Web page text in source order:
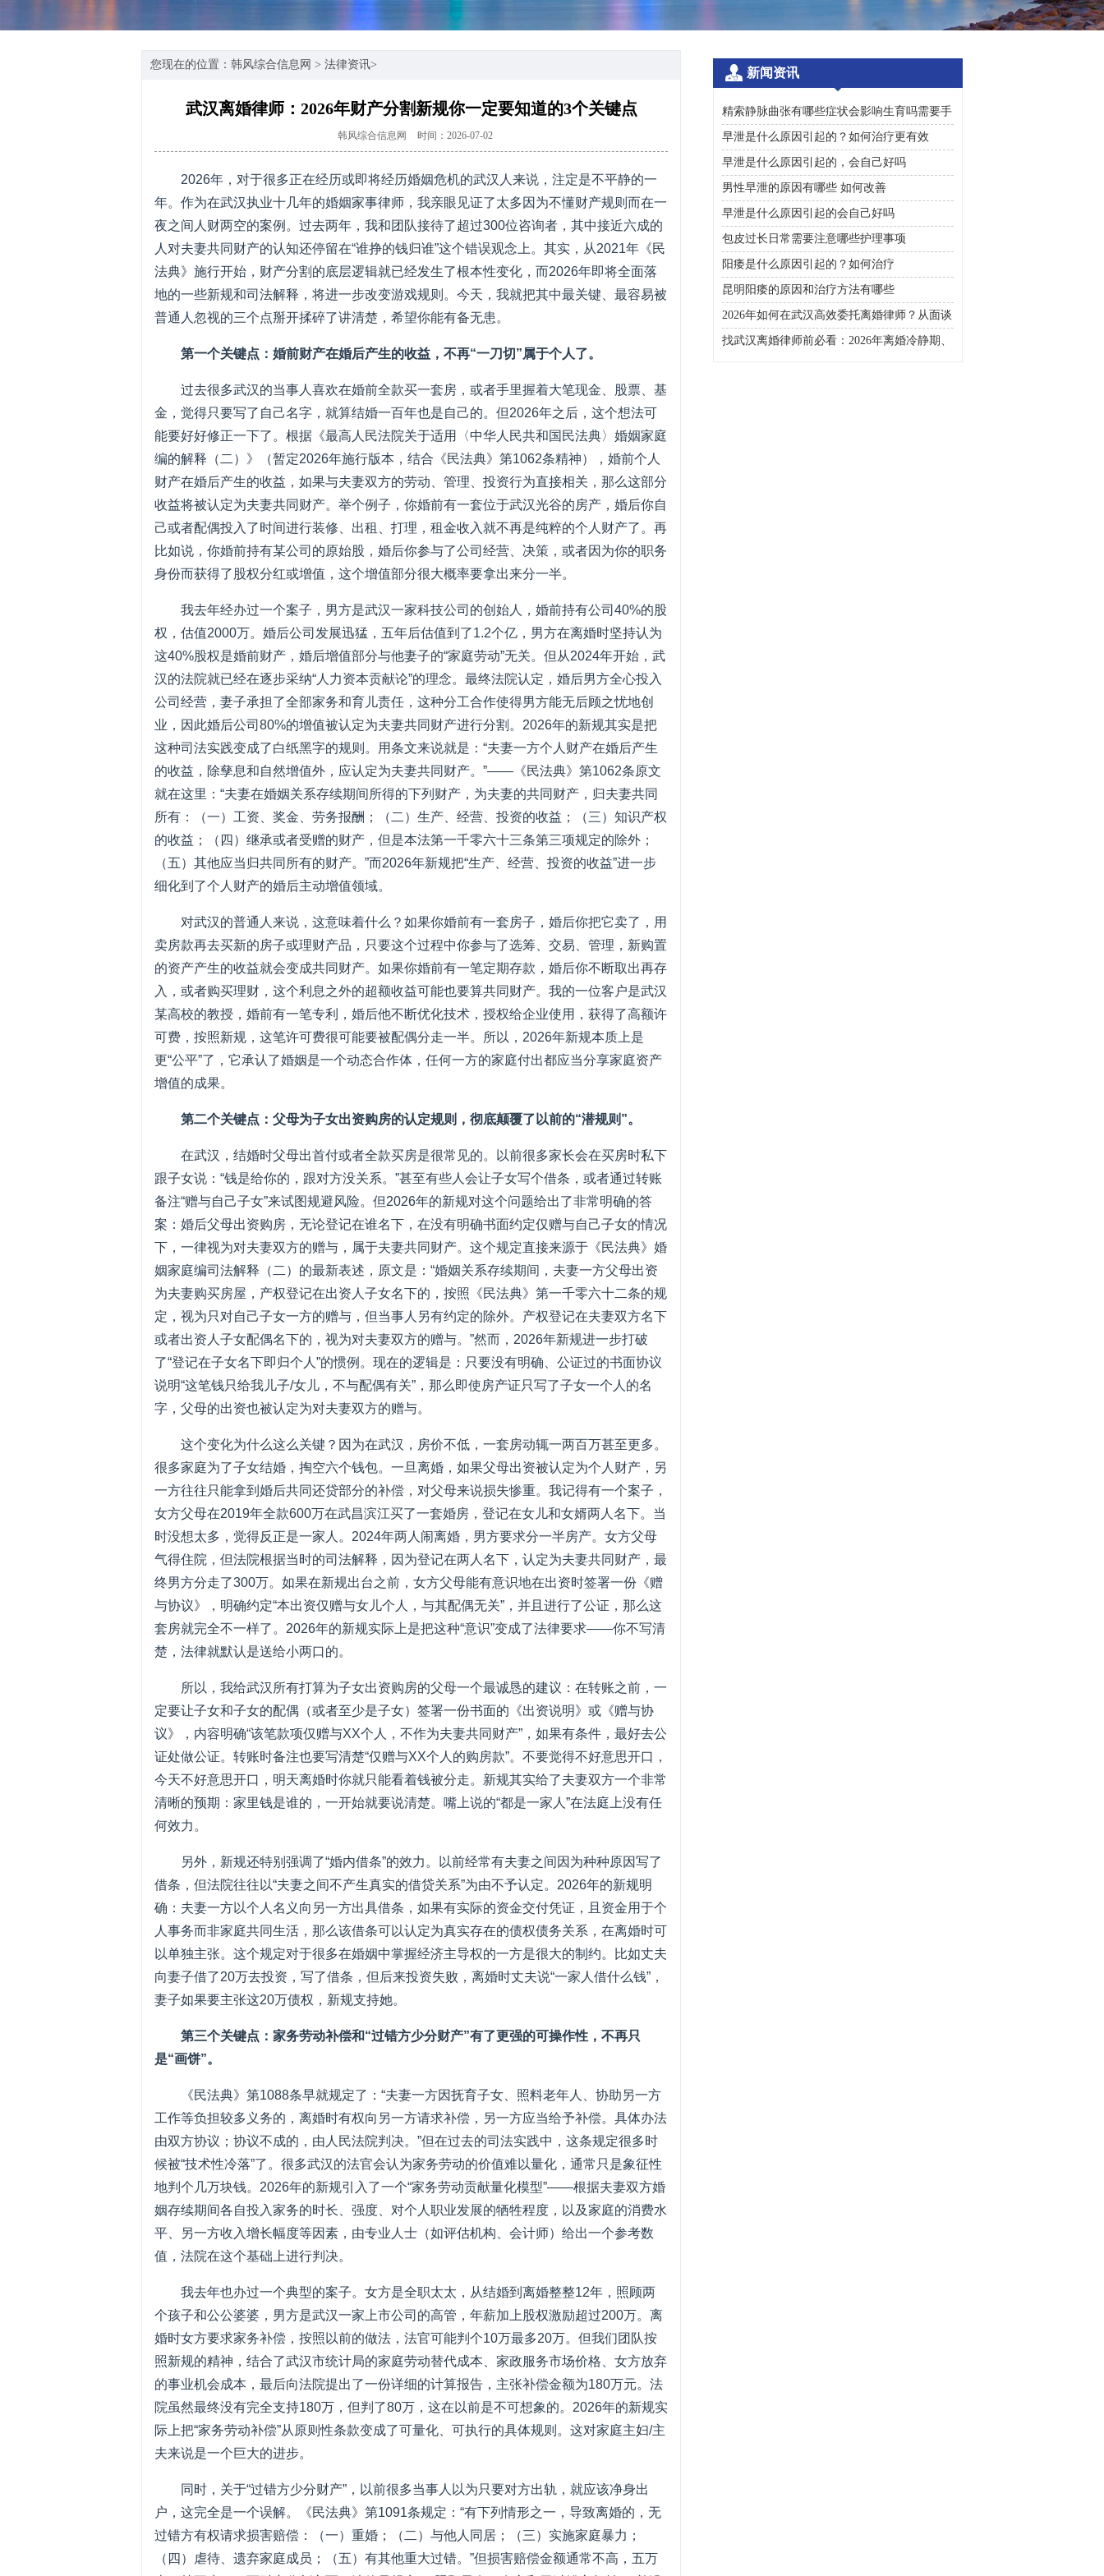
您现在的位置： 韩风综合信息网 > 法律资讯>
武汉离婚律师：2026年财产分割新规你一定要知道的3个关键点
韩风综合信息网 时间：2026-07-02
2026年，对于很多正在经历或即将经历婚姻危机的武汉人来说，注定是不平静的一
年。作为在武汉执业十几年的婚姻家事律师，我亲眼见证了太多因为不懂财产规则而在一
夜之间人财两空的案例。过去两年，我和团队接待了超过300位咨询者，其中接近六成的
人对夫妻共同财产的认知还停留在“谁挣的钱归谁”这个错误观念上。其实，从2021年《民
法典》施行开始，财产分割的底层逻辑就已经发生了根本性变化，而2026年即将全面落
地的一些新规和司法解释，将进一步改变游戏规则。今天，我就把其中最关键、最容易被
普通人忽视的三个点掰开揉碎了讲清楚，希望你能有备无患。
第一个关键点：婚前财产在婚后产生的收益，不再“一刀切”属于个人了。
过去很多武汉的当事人喜欢在婚前全款买一套房，或者手里握着大笔现金、股票、基
金，觉得只要写了自己名字，就算结婚一百年也是自己的。但2026年之后，这个想法可
能要好好修正一下了。根据《最高人民法院关于适用〈中华人民共和国民法典〉婚姻家庭
编的解释（二）》（暂定2026年施行版本，结合《民法典》第1062条精神），婚前个人
财产在婚后产生的收益，如果与夫妻双方的劳动、管理、投资行为直接相关，那么这部分
收益将被认定为夫妻共同财产。举个例子，你婚前有一套位于武汉光谷的房产，婚后你自
己或者配偶投入了时间进行装修、出租、打理，租金收入就不再是纯粹的个人财产了。再
比如说，你婚前持有某公司的原始股，婚后你参与了公司经营、决策，或者因为你的职务
身份而获得了股权分红或增值，这个增值部分很大概率要拿出来分一半。
我去年经办过一个案子，男方是武汉一家科技公司的创始人，婚前持有公司40%的股
权，估值2000万。婚后公司发展迅猛，五年后估值到了1.2个亿，男方在离婚时坚持认为
这40%股权是婚前财产，婚后增值部分与他妻子的“家庭劳动”无关。但从2024年开始，武
汉的法院就已经在逐步采纳“人力资本贡献论”的理念。最终法院认定，婚后男方全心投入
公司经营，妻子承担了全部家务和育儿责任，这种分工合作使得男方能无后顾之忧地创
业，因此婚后公司80%的增值被认定为夫妻共同财产进行分割。2026年的新规其实是把
这种司法实践变成了白纸黑字的规则。用条文来说就是：“夫妻一方个人财产在婚后产生
的收益，除孳息和自然增值外，应认定为夫妻共同财产。”——《民法典》第1062条原文
就在这里：“夫妻在婚姻关系存续期间所得的下列财产，为夫妻的共同财产，归夫妻共同
所有：（一）工资、奖金、劳务报酬；（二）生产、经营、投资的收益；（三）知识产权
的收益；（四）继承或者受赠的财产，但是本法第一千零六十三条第三项规定的除外；
（五）其他应当归共同所有的财产。”而2026年新规把“生产、经营、投资的收益”进一步
细化到了个人财产的婚后主动增值领域。
对武汉的普通人来说，这意味着什么？如果你婚前有一套房子，婚后你把它卖了，用
卖房款再去买新的房子或理财产品，只要这个过程中你参与了选筹、交易、管理，新购置
的资产产生的收益就会变成共同财产。如果你婚前有一笔定期存款，婚后你不断取出再存
入，或者购买理财，这个利息之外的超额收益可能也要算共同财产。我的一位客户是武汉
某高校的教授，婚前有一笔专利，婚后他不断优化技术，授权给企业使用，获得了高额许
可费，按照新规，这笔许可费很可能要被配偶分走一半。所以，2026年新规本质上是
更“公平”了，它承认了婚姻是一个动态合作体，任何一方的家庭付出都应当分享家庭资产
增值的成果。
第二个关键点：父母为子女出资购房的认定规则，彻底颠覆了以前的“潜规则”。
在武汉，结婚时父母出首付或者全款买房是很常见的。以前很多家长会在买房时私下
跟子女说：“钱是给你的，跟对方没关系。”甚至有些人会让子女写个借条，或者通过转账
备注“赠与自己子女”来试图规避风险。但2026年的新规对这个问题给出了非常明确的答
案：婚后父母出资购房，无论登记在谁名下，在没有明确书面约定仅赠与自己子女的情况
下，一律视为对夫妻双方的赠与，属于夫妻共同财产。这个规定直接来源于《民法典》婚
姻家庭编司法解释（二）的最新表述，原文是：“婚姻关系存续期间，夫妻一方父母出资
为夫妻购买房屋，产权登记在出资人子女名下的，按照《民法典》第一千零六十二条的规
定，视为只对自己子女一方的赠与，但当事人另有约定的除外。产权登记在夫妻双方名下
或者出资人子女配偶名下的，视为对夫妻双方的赠与。”然而，2026年新规进一步打破
了“登记在子女名下即归个人”的惯例。现在的逻辑是：只要没有明确、公证过的书面协议
说明“这笔钱只给我儿子/女儿，不与配偶有关”，那么即使房产证只写了子女一个人的名
字，父母的出资也被认定为对夫妻双方的赠与。
这个变化为什么这么关键？因为在武汉，房价不低，一套房动辄一两百万甚至更多。
很多家庭为了子女结婚，掏空六个钱包。一旦离婚，如果父母出资被认定为个人财产，另
一方往往只能拿到婚后共同还贷部分的补偿，对父母来说损失惨重。我记得有一个案子，
女方父母在2019年全款600万在武昌滨江买了一套婚房，登记在女儿和女婿两人名下。当
时没想太多，觉得反正是一家人。2024年两人闹离婚，男方要求分一半房产。女方父母
气得住院，但法院根据当时的司法解释，因为登记在两人名下，认定为夫妻共同财产，最
终男方分走了300万。如果在新规出台之前，女方父母能有意识地在出资时签署一份《赠
与协议》，明确约定“本出资仅赠与女儿个人，与其配偶无关”，并且进行了公证，那么这
套房就完全不一样了。2026年的新规实际上是把这种“意识”变成了法律要求——你不写清
楚，法律就默认是送给小两口的。
所以，我给武汉所有打算为子女出资购房的父母一个最诚恳的建议：在转账之前，一
定要让子女和子女的配偶（或者至少是子女）签署一份书面的《出资说明》或《赠与协
议》，内容明确“该笔款项仅赠与XX个人，不作为夫妻共同财产”，如果有条件，最好去公
证处做公证。转账时备注也要写清楚“仅赠与XX个人的购房款”。不要觉得不好意思开口，
今天不好意思开口，明天离婚时你就只能看着钱被分走。新规其实给了夫妻双方一个非常
清晰的预期：家里钱是谁的，一开始就要说清楚。嘴上说的“都是一家人”在法庭上没有任
何效力。
另外，新规还特别强调了“婚内借条”的效力。以前经常有夫妻之间因为种种原因写了
借条，但法院往往以“夫妻之间不产生真实的借贷关系”为由不予认定。2026年的新规明
确：夫妻一方以个人名义向另一方出具借条，如果有实际的资金交付凭证，且资金用于个
人事务而非家庭共同生活，那么该借条可以认定为真实存在的债权债务关系，在离婚时可
以单独主张。这个规定对于很多在婚姻中掌握经济主导权的一方是很大的制约。比如丈夫
向妻子借了20万去投资，写了借条，但后来投资失败，离婚时丈夫说“一家人借什么钱”，
妻子如果要主张这20万债权，新规支持她。
第三个关键点：家务劳动补偿和“过错方少分财产”有了更强的可操作性，不再只
是“画饼”。
《民法典》第1088条早就规定了：“夫妻一方因抚育子女、照料老年人、协助另一方
工作等负担较多义务的，离婚时有权向另一方请求补偿，另一方应当给予补偿。具体办法
由双方协议；协议不成的，由人民法院判决。”但在过去的司法实践中，这条规定很多时
候被“技术性冷落”了。很多武汉的法官会认为家务劳动的价值难以量化，通常只是象征性
地判个几万块钱。2026年的新规引入了一个“家务劳动贡献量化模型”——根据夫妻双方婚
姻存续期间各自投入家务的时长、强度、对个人职业发展的牺牲程度，以及家庭的消费水
平、另一方收入增长幅度等因素，由专业人士（如评估机构、会计师）给出一个参考数
值，法院在这个基础上进行判决。
我去年也办过一个典型的案子。女方是全职太太，从结婚到离婚整整12年，照顾两
个孩子和公公婆婆，男方是武汉一家上市公司的高管，年薪加上股权激励超过200万。离
婚时女方要求家务补偿，按照以前的做法，法官可能判个10万最多20万。但我们团队按
照新规的精神，结合了武汉市统计局的家庭劳动替代成本、家政服务市场价格、女方放弃
的事业机会成本，最后向法院提出了一份详细的计算报告，主张补偿金额为180万元。法
院虽然最终没有完全支持180万，但判了80万，这在以前是不可想象的。2026年的新规实
际上把“家务劳动补偿”从原则性条款变成了可量化、可执行的具体规则。这对家庭主妇/主
夫来说是一个巨大的进步。
同时，关于“过错方少分财产”，以前很多当事人以为只要对方出轨，就应该净身出
户，这完全是一个误解。《民法典》第1091条规定：“有下列情形之一，导致离婚的，无
过错方有权请求损害赔偿：（一）重婚；（二）与他人同居；（三）实施家庭暴力；
（四）虐待、遗弃家庭成员；（五）有其他重大过错。”但损害赔偿金额通常不高，五万
新闻资讯
精索静脉曲张有哪些症状会影响生育吗需要手
术治疗吗
早泄是什么原因引起的？如何治疗更有效
早泄是什么原因引起的，会自己好吗
男性早泄的原因有哪些 如何改善
早泄是什么原因引起的会自己好吗
包皮过长日常需要注意哪些护理事项
阳痿是什么原因引起的？如何治疗
昆明阳痿的原因和治疗方法有哪些
2026年如何在武汉高效委托离婚律师？从面谈
咨询到判决执行的完整避雷手册
找武汉离婚律师前必看：2026年离婚冷静期、